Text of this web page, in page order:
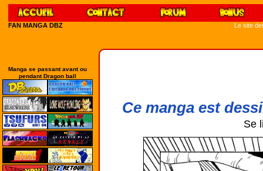
FAN MANGA DBZ Le site
Manga se passant avant ou
pendant Dragon ball
Ce manga est
Se